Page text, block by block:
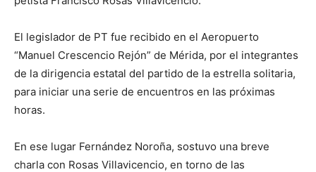
El legislador de PT fue recibido en el Aeropuerto
“Manuel Crescencio Rejón” de Mérida, por el integrantes
de la dirigencia estatal del partido de la estrella solitaria,
para iniciar una serie de encuentros en las próximas
horas.
En ese lugar Fernández Noroña, sostuvo una breve
charla con Rosas Villavicencio, en torno de las